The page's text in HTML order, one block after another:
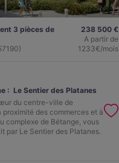
3 pièces de
238 500 €
A partir de
1233€/mois
: Le Sentier des Platanes
du centre-ville de
proximité des commerces et à
complexe de Bétange, vous
par Le Sentier des Platanes.